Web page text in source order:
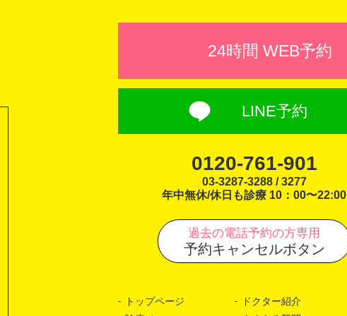
24時間 WEB予約
LINE予約
0120-761-901
03-3287-3288 / 3277
年中無休/休日も診療 10：00〜22:00
過去の電話予約の方専用
予約キャンセルボタン
トップページ
ドクター紹介